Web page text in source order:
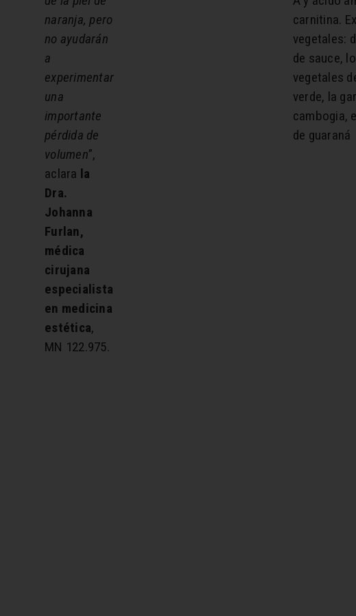
naranja, pero
no ayudarán
a
experimentar
una
importante
pérdida de
volumen”,
aclara la
Dra.
Johanna
Furlan,
médica
cirujana
especialista
en medicina
estética,
MN 122.975.
carnitina.
vegetales:
de sauce,
vegetales
verde, la
cambogia,
de guaraná